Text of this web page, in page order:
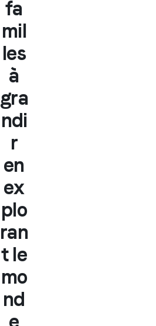
fa
mil
les
à
gra
ndi
r
en
ex
plo
ran
t le
mo
nd
e